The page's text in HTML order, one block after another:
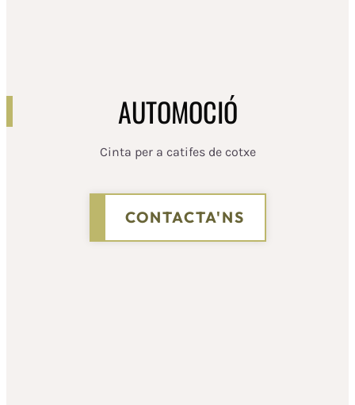
AUTOMOCIÓ
Cinta per a catifes de cotxe
CONTACTA'NS